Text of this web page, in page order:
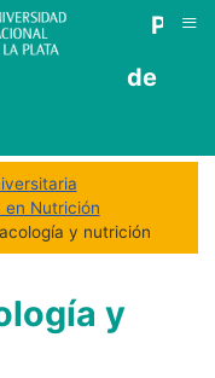
en Nutrición
y nutrición
y
Plan
de
≡